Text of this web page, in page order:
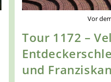
Vor
Tour 1172 –
und